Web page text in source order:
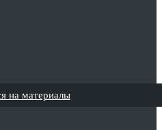
на материалы